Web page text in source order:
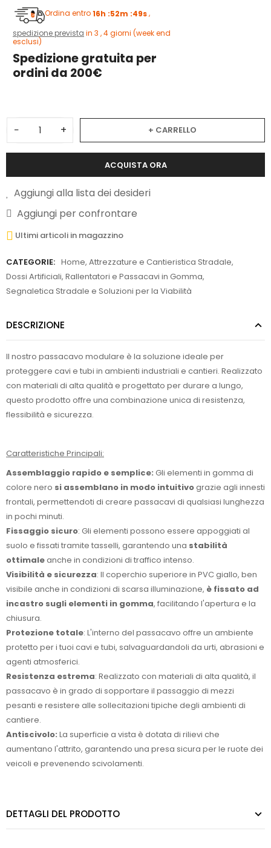
Ordina entro16h :52m :48s,
spedizione prevista in 3 , 4 giorni (week end
esclusi)
Spedizione gratuita per
ordini da 200€
− + + CARRELLO
ACQUISTA ORA
Aggiungi alla lista dei desideri
Aggiungi per confrontare
Ultimi articoli in magazzino
CATEGORIE: Home, Attrezzature e Cantieristica Stradale,
Dossi Artificiali, Rallentatori e Passacavi in Gomma,
Segnaletica Stradale e Soluzioni per la Viabilità
DESCRIZIONE
Il nostro passacavo modulare è la soluzione ideale per
proteggere cavi e tubi in ambienti industriali e cantieri. Realizzato
con materiali di alta qualità e progettato per durare a lungo,
questo prodotto offre una combinazione unica di resistenza,
flessibilità e sicurezza.
Caratteristiche Principali:
Assemblaggio rapido e semplice: Gli elementi in gomma di
colore nero si assemblano in modo intuitivograzie agli innesti
frontali, permettendoti di creare passacavi di qualsiasi lunghezza
in pochi minuti.
Fissaggio sicuro: Gli elementi possono essere appoggiati al
suolo e fissati tramite tasselli, garantendo una stabilità
ottimaleanche in condizioni di traffico intenso.
Visibilità e sicurezza: Il coperchio superiore in PVC giallo, ben
visibile anche in condizioni di scarsa illuminazione, è fissato ad
incastro sugli elementi in gomma, facilitando l'apertura e la
chiusura.
Protezione totale: L'interno del passacavo offre un ambiente
protetto per i tuoi cavi e tubi, salvaguardandoli da urti, abrasioni e
agenti atmosferici.
Resistenza estrema: Realizzato con materiali di alta qualità, il
passacavo è in grado di sopportare il passaggio di mezzi
pesanti e resistere alle sollecitazioni tipiche degli ambienti di
cantiere.
Antiscivolo: La superficie a vista è dotata di rilievi che
aumentano l'attrito, garantendo una presa sicura per le ruote dei
veicoli e prevenendo scivolamenti.
DETTAGLI DEL PRODOTTO